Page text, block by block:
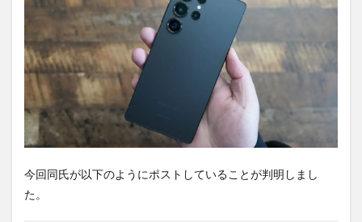
今回同氏が以下のようにポストしていることが判明しまし
た。